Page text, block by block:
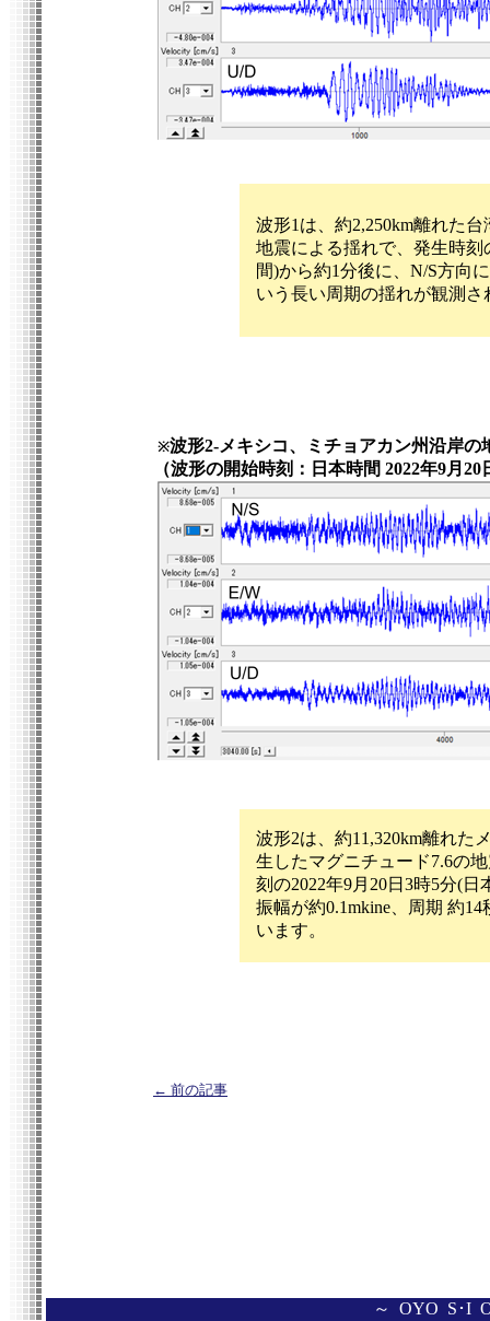
波形1は、約2,250km離れた
地震による揺れで、発生時刻
間)から約1分後に、N/S方向
いう長い周期の揺れが観測さ
※波形2-メキシコ、ミチョアカン州沿岸の
（波形の開始時刻：日本時間 2022年9月20
波形2は、約11,320km離れた
生したマグニチュード7.6の
刻の2022年9月20日3時5分(
振幅が約0.1mkine、周期 約
います。
← 前の記事
～ OYO S･I